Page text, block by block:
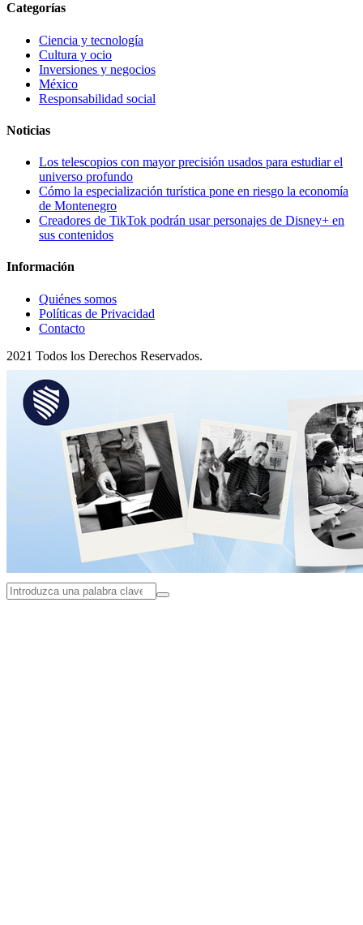
Categorías
Ciencia y tecnología
Cultura y ocio
Inversiones y negocios
México
Responsabilidad social
Noticias
Los telescopios con mayor precisión usados para estudiar el
universo profundo
Cómo la especialización turística pone en riesgo la economía
de Montenegro
Creadores de TikTok podrán usar personajes de Disney+ en
sus contenidos
Información
Quiénes somos
Políticas de Privacidad
Contacto
2021 Todos los Derechos Reservados.